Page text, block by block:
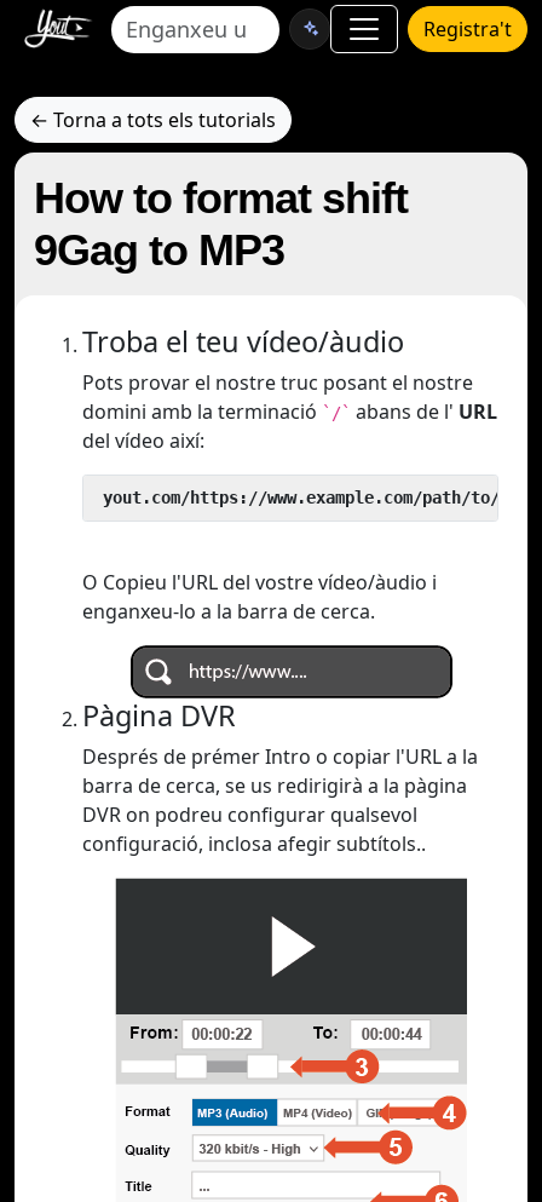
Registra't
← Torna a tots els tutorials
How to format shift
9Gag to MP3
Troba el teu vídeo/àudio
Pots provar el nostre truc posant el nostre
domini amb la terminació `/` abans de l' URL
del vídeo així:
yout.com/https://www.example.com/path/to/
O Copieu l'URL del vostre vídeo/àudio i
enganxeu-lo a la barra de cerca.
Pàgina DVR
Després de prémer Intro o copiar l'URL a la
barra de cerca, se us redirigirà a la pàgina
DVR on podreu configurar qualsevol
configuració, inclosa afegir subtítols..